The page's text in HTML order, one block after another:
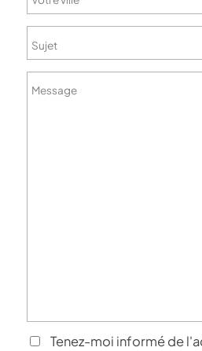
Tenez-moi informé de